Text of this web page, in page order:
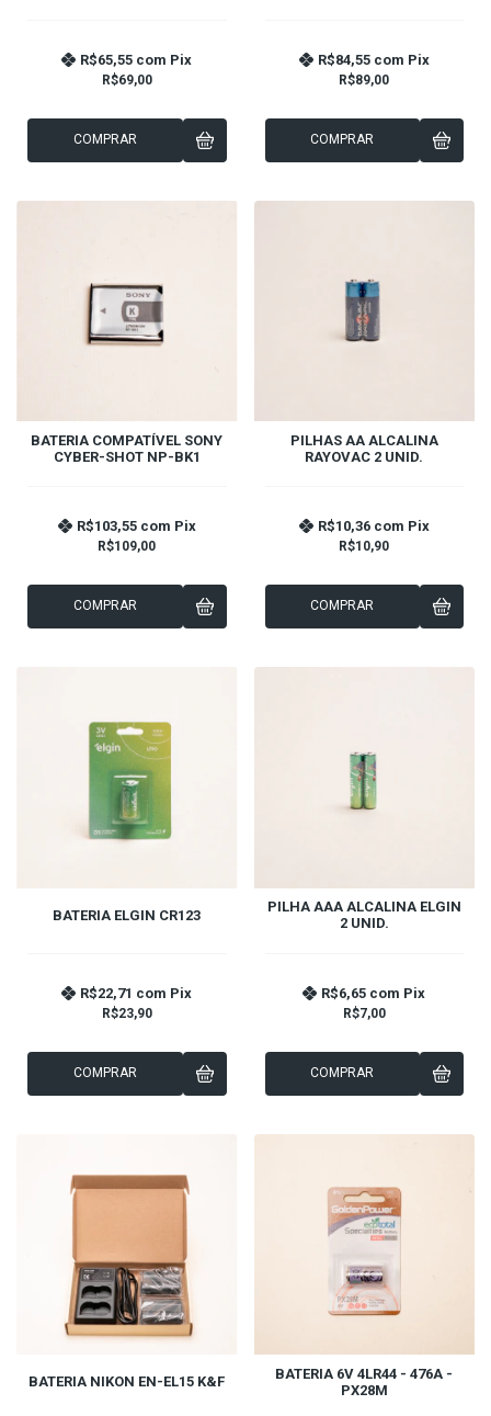
R$69,00
R$65,55 com Pix
COMPRAR
R$89,00
R$84,55 com Pix
COMPRAR
BATERIA COMPATÍVEL SONY
CYBER-SHOT NP-BK1
R$109,00
R$103,55 com Pix
COMPRAR
PILHAS AA ALCALINA
RAYOVAC 2 UNID.
R$10,90
R$10,36 com Pix
COMPRAR
BATERIA ELGIN CR123
R$23,90
R$22,71 com Pix
COMPRAR
PILHA AAA ALCALINA ELGIN
2 UNID.
R$7,00
R$6,65 com Pix
COMPRAR
BATERIA NIKON EN-EL15 K&F
BATERIA 6V 4LR44 - 476A -
PX28M